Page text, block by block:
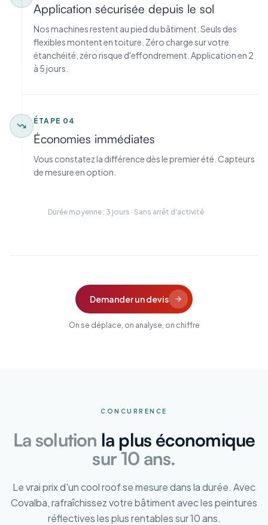
Application sécurisée depuis le sol
Nos machines restent au pied du bâtiment. Seuls des
flexibles montent en toiture. Zéro charge sur votre
étanchéité, zéro risque d'effondrement. Application en 2
à 5 jours.
ÉTAPE 04
Économies immédiates
Vous constatez la différence dès le premier été. Capteurs
de mesure en option.
Durée moyenne : 3 jours · Sans arrêt d'activité
Demander un devis
On se déplace, on analyse, on chiffre
CONCURRENCE
La solution la plus économique
sur 10 ans.
Le vrai prix d'un cool roof se mesure dans la durée. Avec
Covalba, rafraîchissez votre bâtiment avec les peintures
réflectives les plus rentables sur 10 ans.